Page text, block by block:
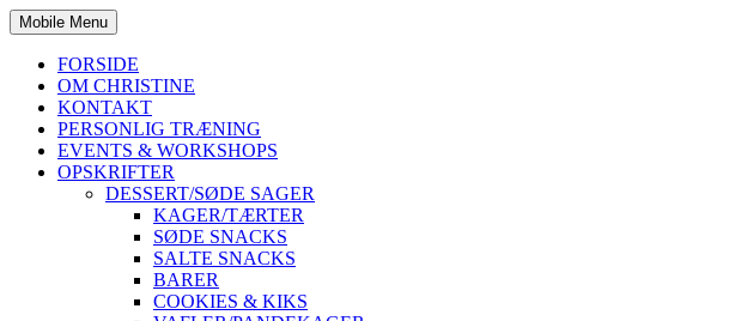
Mobile Menu
FORSIDE
OM CHRISTINE
KONTAKT
PERSONLIG TRÆNING
EVENTS & WORKSHOPS
OPSKRIFTER
DESSERT/SØDE SAGER
KAGER/TÆRTER
SØDE SNACKS
SALTE SNACKS
BARER
COOKIES & KIKS